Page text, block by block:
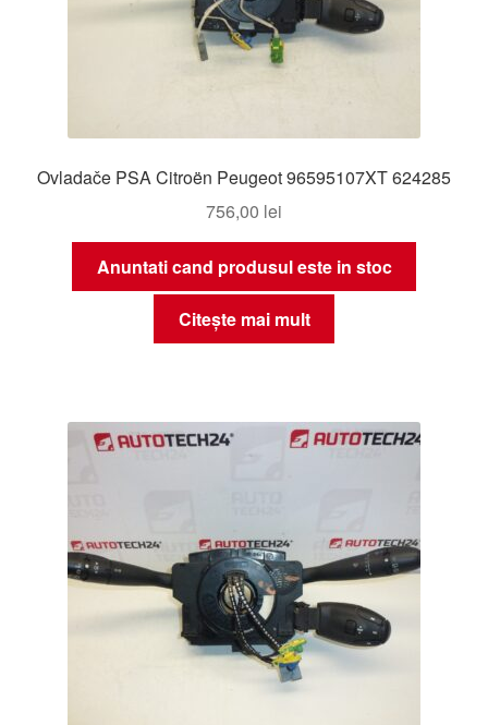
Ovladače PSA Citroën Peugeot 96595107XT 624285
756,00 lei
Anuntati cand produsul este in stoc
Citește mai mult